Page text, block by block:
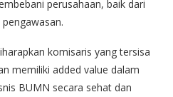
perusahaan, baik dari
komisaris yang tersisa
memiliki added value dalam
BUMN secara sehat dan